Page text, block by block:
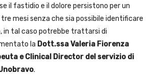
il fastidio e il dolore persistono per un
mesi senza che sia possibile identificare
in tal caso potrebbe trattarsi di
la Dott.ssa Valeria Fiorenza
e Clinical Director del servizio di
.